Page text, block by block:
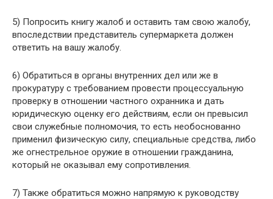
5) Попросить книгу жалоб и оставить там свою жалобу,
впоследствии представитель супермаркета должен
ответить на вашу жалобу.
6) Обратиться в органы внутренних дел или же в
прокуратуру с требованием провести процессуальную
проверку в отношении частного охранника и дать
юридическую оценку его действиям, если он превысил
свои служебные полномочия, то есть необоснованно
применил физическую силу, специальные средства, либо
же огнестрельное оружие в отношении гражданина,
который не оказывал ему сопротивления.
7) Также обратиться можно напрямую к руководству